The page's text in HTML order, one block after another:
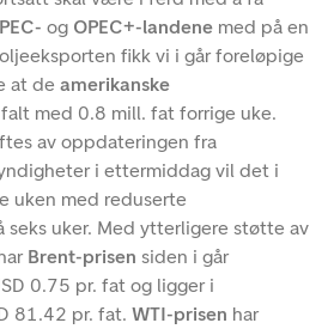
og OPEC+-landene med på en
fikk vi i går foreløpige
at de amerikanske
falt med 0.8 mill. fat forrige uke.
av oppdateringen fra
i ettermiddag vil det i
uken med reduserte
seks uker. Med ytterligere støtte av
Brent-prisen siden i går
0.75 pr. fat og ligger i
81.42 pr. fat. WTI-prisen har